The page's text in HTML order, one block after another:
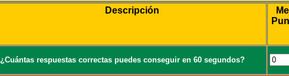
Descripción
¿Cuántas respuestas correctas puedes conseguir en 60 segundos?